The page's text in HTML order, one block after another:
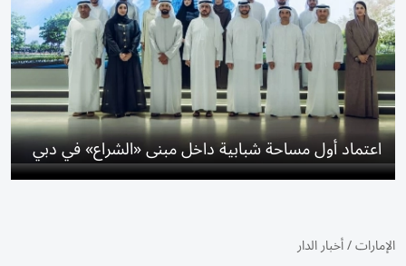
اعتماد أول مساحة شبابية داخل مبنى «الشراع» في دبي
الإمارات/أخبار الدار